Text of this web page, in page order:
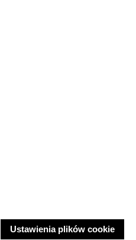
Ustawienia plików cookie